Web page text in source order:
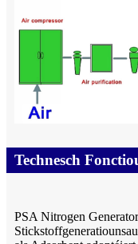
Technesch
PSA Nitrogen